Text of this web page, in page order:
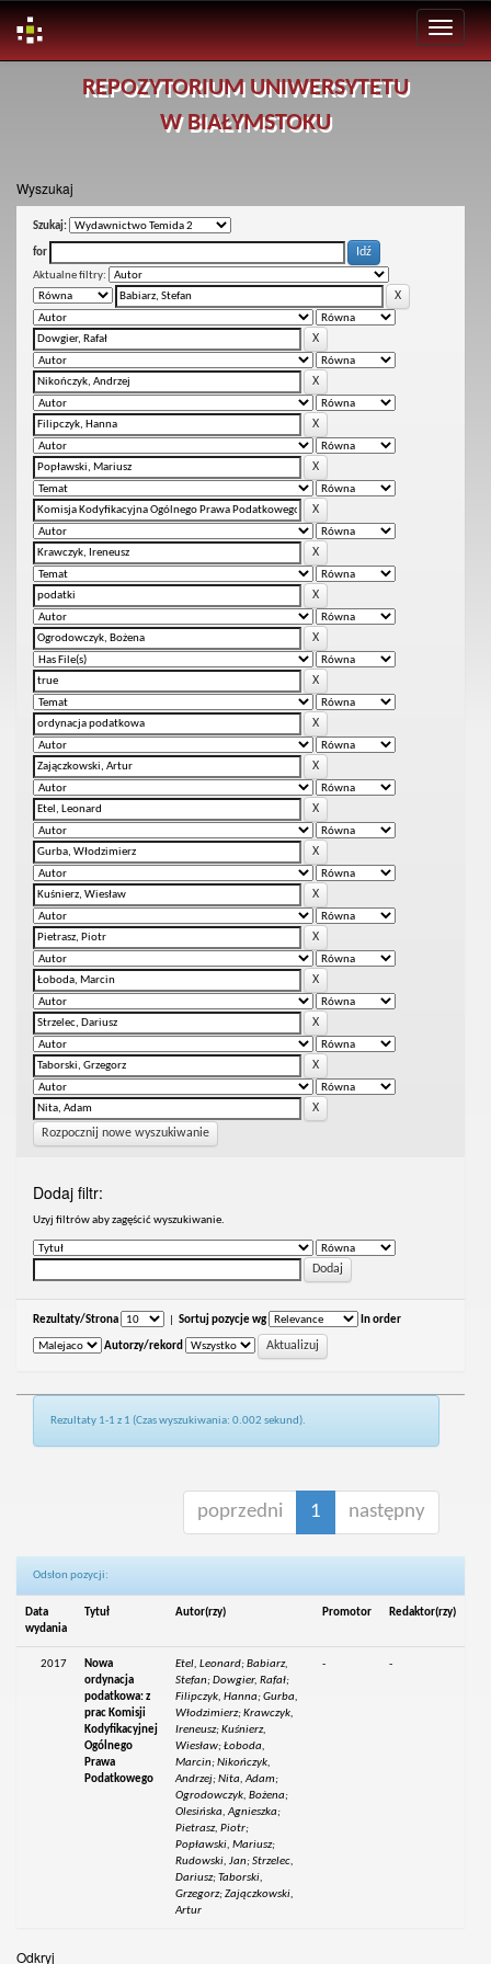
REPOZYTORIUM UNIWERSYTETU
W BIAŁYMSTOKU
Wyszukaj
Szukaj:
for
Aktualne filtry:
Rozpocznij nowe wyszukiwanie
Dodaj filtr:
Uzyj filtrów aby zagęścić wyszukiwanie.
Rezultaty/Strona Sortuj pozycje wg In order
Autorzy/rekord
Rezultaty 1-1 z 1 (Czas wyszukiwania: 0.002 sekund).
poprzedni 1 następny
Odsłon pozycji:
Data
wydania
Tytuł Autor(rzy) Promotor Redaktor(rzy)
2017
Nowa
ordynacja
podatkowa: z
prac Komisji
Kodyfikacyjnej
Ogólnego
Prawa
Podatkowego
Etel, Leonard; Babiarz,
Stefan; Dowgier, Rafał;
Filipczyk, Hanna; Gurba,
Włodzimierz; Krawczyk,
Ireneusz; Kuśnierz,
Wiesław; Łoboda,
Marcin; Nikończyk,
Andrzej; Nita, Adam;
Ogrodowczyk, Bożena;
Olesińska, Agnieszka;
Pietrasz, Piotr;
Popławski, Mariusz;
Rudowski, Jan; Strzelec,
Dariusz; Taborski,
Grzegorz; Zajączkowski,
Artur
- -
Odkryj